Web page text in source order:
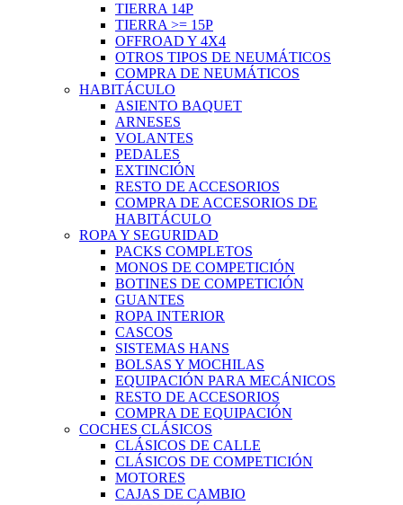
TIERRA 14P
TIERRA >= 15P
OFFROAD Y 4X4
OTROS TIPOS DE NEUMÁTICOS
COMPRA DE NEUMÁTICOS
HABITÁCULO
ASIENTO BAQUET
ARNESES
VOLANTES
PEDALES
EXTINCIÓN
RESTO DE ACCESORIOS
COMPRA DE ACCESORIOS DE
HABITÁCULO
ROPA Y SEGURIDAD
PACKS COMPLETOS
MONOS DE COMPETICIÓN
BOTINES DE COMPETICIÓN
GUANTES
ROPA INTERIOR
CASCOS
SISTEMAS HANS
BOLSAS Y MOCHILAS
EQUIPACIÓN PARA MECÁNICOS
RESTO DE ACCESORIOS
COMPRA DE EQUIPACIÓN
COCHES CLÁSICOS
CLÁSICOS DE CALLE
CLÁSICOS DE COMPETICIÓN
MOTORES
CAJAS DE CAMBIO